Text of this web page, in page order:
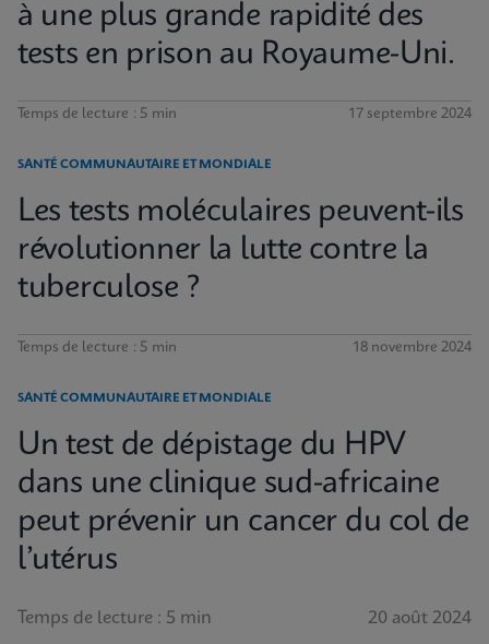
à une plus grande rapidité des
tests en prison au Royaume-Uni.
Temps de lecture : 5 min 17 septembre 2024
SANTÉ COMMUNAUTAIRE ET MONDIALE
Les tests moléculaires peuvent-ils
révolutionner la lutte contre la
tuberculose ?
Temps de lecture : 5 min 18 novembre 2024
SANTÉ COMMUNAUTAIRE ET MONDIALE
Un test de dépistage du HPV
dans une clinique sud-africaine
peut prévenir un cancer du col de
l’utérus
Temps de lecture : 5 min 20 août 2024